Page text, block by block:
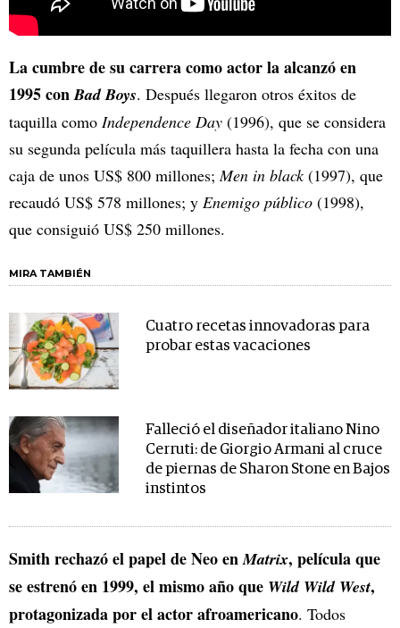
La cumbre de su carrera como actor la alcanzó en
1995 conBad Boys. Después llegaron otros éxitos de
taquilla como Independence Day (1996), que se considera
su segunda película más taquillera hasta la fecha con una
caja de unos US$ 800 millones;Men in black(1997), que
recaudó US$ 578 millones; y Enemigo público (1998),
que consiguió US$ 250 millones.
MIRA TAMBIÉN
Cuatro recetas innovadoras para
probar estas vacaciones
Falleció el diseñador italiano Nino
Cerruti: de Giorgio Armani al cruce
de piernas de Sharon Stone en Bajos
instintos
Smith rechazó el papel de Neo enMatrix, película que
se estrenó en 1999, el mismo año que Wild Wild West,
protagonizada por el actor afroamericano. Todos